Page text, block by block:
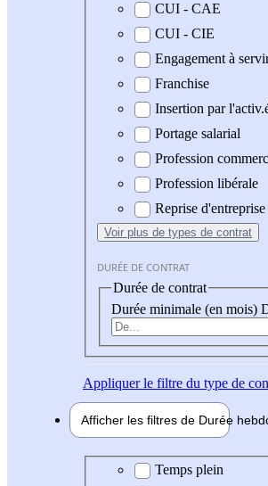
CUI - CAE
CUI - CIE
Engagement à
Franchise
Insertion par
Portage salarial
Profession
Profession libérale
Reprise d'entreprise
Voir plus de types de contrat
DURÉE DE CONTRAT
Durée de contrat
Durée minimale (en mois)
Appliquerle filtre du type de
Afficher les filtres de Durée
Durée hebdomadaire
Temps plein